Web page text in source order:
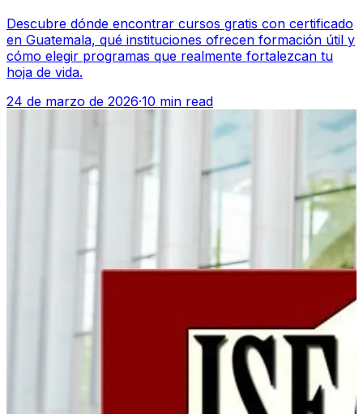
Descubre dónde encontrar cursos gratis con certificado
en Guatemala, qué instituciones ofrecen formación útil y
cómo elegir programas que realmente fortalezcan tu
hoja de vida.
24 de marzo de 2026·10 min read